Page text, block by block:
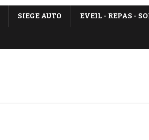
SIEGE AUTO EVEIL - REPAS -